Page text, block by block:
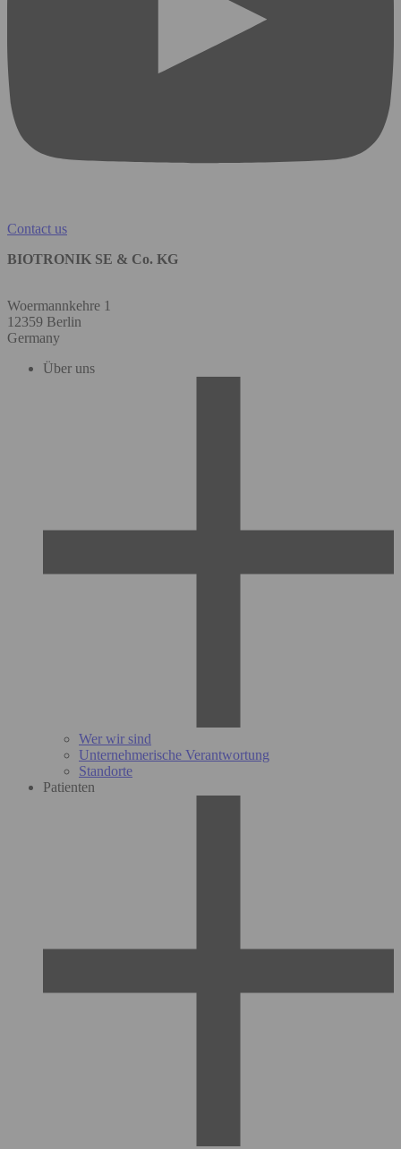
Contact us
BIOTRONIK SE & Co. KG
Woermannkehre 1
12359 Berlin
Germany
Über uns
Wer wir sind
Unternehmerische Verantwortung
Standorte
Patienten